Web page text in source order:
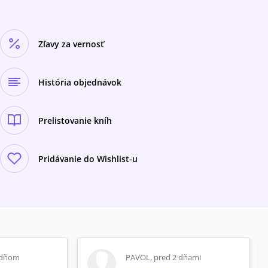
Zľavy za vernosť
História objednávok
Prelistovanie kníh
Pridávanie do Wishlist-u
PAVOL, pred 2 dňami